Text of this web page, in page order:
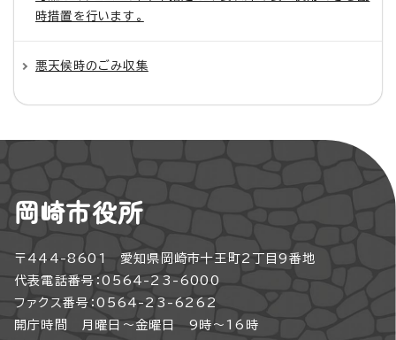
時措置を行います。
悪天候時のごみ収集
岡崎市役所
〒444-8601 愛知県岡崎市十王町2丁目9番地
代表電話番号：0564-23-6000
ファクス番号：0564-23-6262
開庁時間 月曜日～金曜日 9時～16時